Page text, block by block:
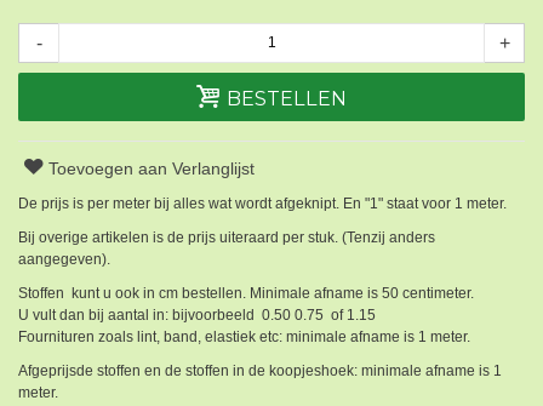
- +
BESTELLEN
Toevoegen aan Verlanglijst
De prijs is per meter bij alles wat wordt afgeknipt. En "1" staat voor 1 meter.
Bij overige artikelen is de prijs uiteraard per stuk. (Tenzij anders
aangegeven).
Stoffen kunt u ook in cm bestellen. Minimale afname is 50 centimeter.
U vult dan bij aantal in: bijvoorbeeld 0.50 0.75 of 1.15
Fournituren zoals lint, band, elastiek etc: minimale afname is 1 meter.
Afgeprijsde stoffen en de stoffen in de koopjeshoek: minimale afname is 1
meter.